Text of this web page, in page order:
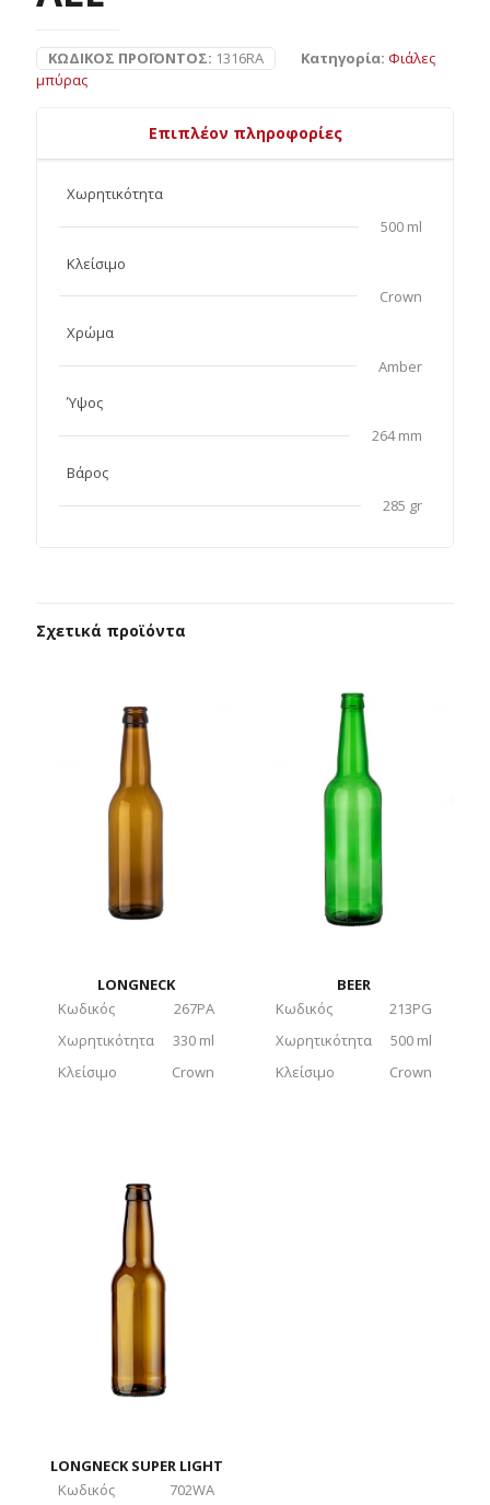
ΚΩΔΙΚΌΣ ΠΡΟΪΌΝΤΟΣ: 1316RA Κατηγορία: Φιάλες
μπύρας
Επιπλέον πληροφορίες
Χωρητικότητα
500 ml
Κλείσιμο
Crown
Χρώμα
Amber
Ύψος
264 mm
Βάρος
285 gr
Σχετικά προϊόντα
LONGNECK
Κωδικός
267PA
Χωρητικότητα
330 ml
Κλείσιμο
Crown
BEER
Κωδικός
213PG
Χωρητικότητα
500 ml
Κλείσιμο
Crown
LONGNECK SUPER LIGHT
Κωδικός
702WA